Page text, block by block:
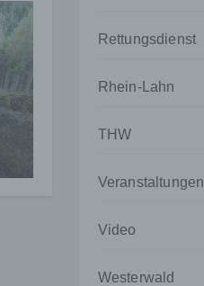
Rettungsdienst
Rhein-Lahn
THW
Veranstaltungen
Video
Westerwald